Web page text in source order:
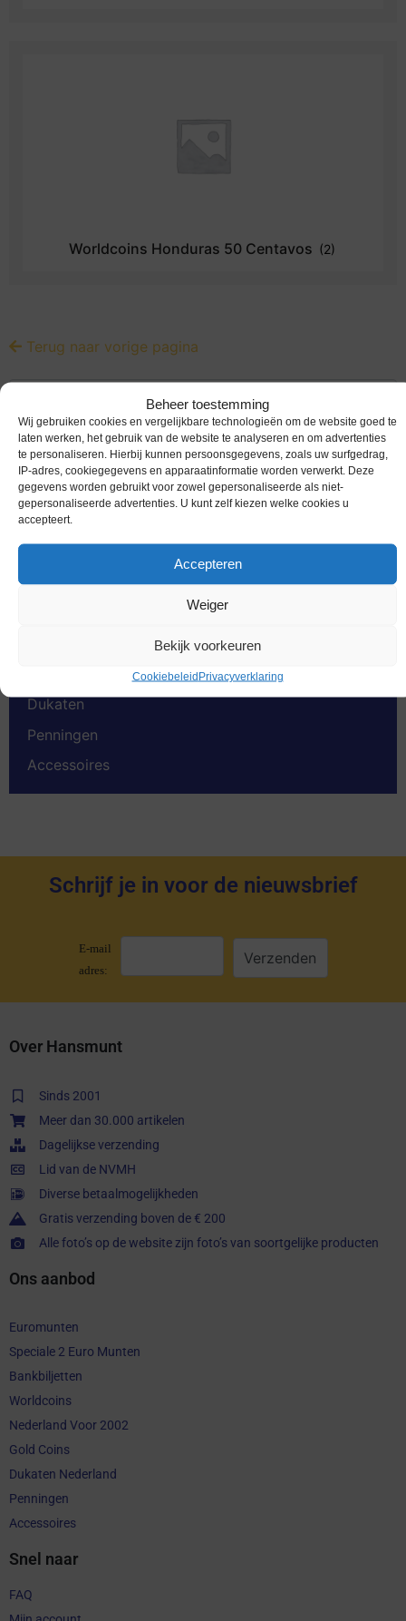
Beheer toestemming
Wij gebruiken cookies en vergelijkbare technologieën om de website goed te
laten werken, het gebruik van de website te analyseren en om advertenties
te personaliseren. Hierbij kunnen persoonsgegevens, zoals uw surfgedrag,
IP-adres, cookiegegevens en apparaatinformatie worden verwerkt. Deze
gegevens worden gebruikt voor zowel gepersonaliseerde als niet-
gepersonaliseerde advertenties. U kunt zelf kiezen welke cookies u
accepteert.
Accepteren
Weiger
Bekijk voorkeuren
CookiebeleidPrivacyverklaring
Worldcoins Honduras 50 Centavos (2)
Terug naar vorige pagina
Productcategorieën
Euromunten
Bankbiljetten
Nederland Voor 2002
Dukaten
Penningen
Accessoires
Schrijf je in voor de nieuwsbrief
E-mail
adres:
Over Hansmunt
Sinds 2001
Meer dan 30.000 artikelen
Dagelijkse verzending
Lid van de NVMH
Diverse betaalmogelijkheden
Gratis verzending boven de € 200
Alle foto’s op de website zijn foto’s van soortgelijke producten
Ons aanbod
Euromunten
Speciale 2 Euro Munten
Bankbiljetten
Worldcoins
Nederland Voor 2002
Gold Coins
Dukaten Nederland
Penningen
Accessoires
Snel naar
FAQ